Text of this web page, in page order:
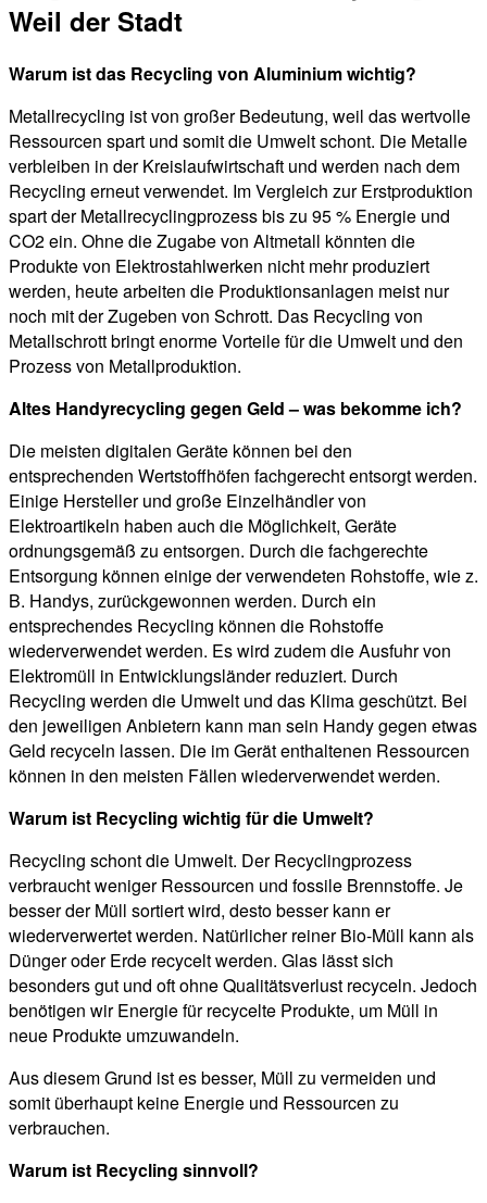
Weil der Stadt
Warum ist das Recycling von Aluminium wichtig?
Metallrecycling ist von großer Bedeutung, weil das wertvolle
Ressourcen spart und somit die Umwelt schont. Die Metalle
verbleiben in der Kreislaufwirtschaft und werden nach dem
Recycling erneut verwendet. Im Vergleich zur Erstproduktion
spart der Metallrecyclingprozess bis zu 95 % Energie und
CO2 ein. Ohne die Zugabe von Altmetall könnten die
Produkte von Elektrostahlwerken nicht mehr produziert
werden, heute arbeiten die Produktionsanlagen meist nur
noch mit der Zugeben von Schrott. Das Recycling von
Metallschrott bringt enorme Vorteile für die Umwelt und den
Prozess von Metallproduktion.
Altes Handyrecycling gegen Geld – was bekomme ich?
Die meisten digitalen Geräte können bei den
entsprechenden Wertstoffhöfen fachgerecht entsorgt werden.
Einige Hersteller und große Einzelhändler von
Elektroartikeln haben auch die Möglichkeit, Geräte
ordnungsgemäß zu entsorgen. Durch die fachgerechte
Entsorgung können einige der verwendeten Rohstoffe, wie z.
B. Handys, zurückgewonnen werden. Durch ein
entsprechendes Recycling können die Rohstoffe
wiederverwendet werden. Es wird zudem die Ausfuhr von
Elektromüll in Entwicklungsländer reduziert. Durch
Recycling werden die Umwelt und das Klima geschützt. Bei
den jeweiligen Anbietern kann man sein Handy gegen etwas
Geld recyceln lassen. Die im Gerät enthaltenen Ressourcen
können in den meisten Fällen wiederverwendet werden.
Warum ist Recycling wichtig für die Umwelt?
Recycling schont die Umwelt. Der Recyclingprozess
verbraucht weniger Ressourcen und fossile Brennstoffe. Je
besser der Müll sortiert wird, desto besser kann er
wiederverwertet werden. Natürlicher reiner Bio-Müll kann als
Dünger oder Erde recycelt werden. Glas lässt sich
besonders gut und oft ohne Qualitätsverlust recyceln. Jedoch
benötigen wir Energie für recycelte Produkte, um Müll in
neue Produkte umzuwandeln.
Aus diesem Grund ist es besser, Müll zu vermeiden und
somit überhaupt keine Energie und Ressourcen zu
verbrauchen.
Warum ist Recycling sinnvoll?